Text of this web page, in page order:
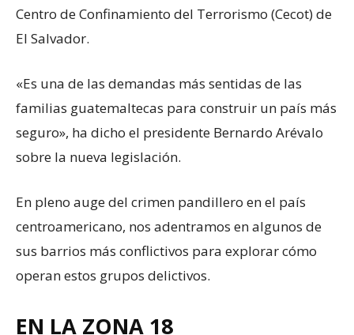
Centro de Confinamiento del Terrorismo (Cecot) de
El Salvador.
«Es una de las demandas más sentidas de las
familias guatemaltecas para construir un país más
seguro», ha dicho el presidente Bernardo Arévalo
sobre la nueva legislación.
En pleno auge del crimen pandillero en el país
centroamericano, nos adentramos en algunos de
sus barrios más conflictivos para explorar cómo
operan estos grupos delictivos.
EN LA ZONA 18